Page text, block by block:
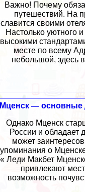
Важно! Почему
путешествий. На
славится своими
Настолько уютного
высокими
месте по всему
небольшой, здесь
Мценск — основные
Однако Мценск
России и обладает
может
упоминания о
« Леди Макбет
привлекают
возможность